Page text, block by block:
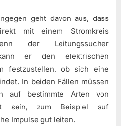
geht davon aus, dass
mit einem Stromkreis
der Leitungssucher
er den elektrischen
festzustellen, ob sich eine
In beiden Fällen müssen
auf bestimmte Arten von
sein, zum Beispiel auf
Impulse gut leiten.